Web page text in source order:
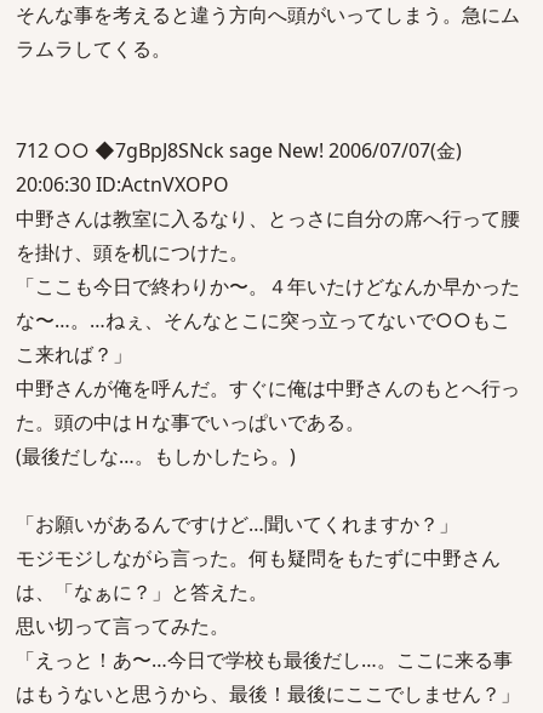
そんな事を考えると違う方向へ頭がいってしまう。急にム
ラムラしてくる。
712 ○○ ◆7gBpJ8SNck sage New! 2006/07/07(金)
20:06:30 ID:ActnVXOPO
中野さんは教室に入るなり、とっさに自分の席へ行って腰
を掛け、頭を机につけた。
「ここも今日で終わりか〜。４年いたけどなんか早かった
な〜…。…ねぇ、そんなとこに突っ立ってないで○○もこ
こ来れば？」
中野さんが俺を呼んだ。すぐに俺は中野さんのもとへ行っ
た。頭の中はＨな事でいっぱいである。
(最後だしな…。もしかしたら。)
「お願いがあるんですけど…聞いてくれますか？」
モジモジしながら言った。何も疑問をもたずに中野さん
は、「なぁに？」と答えた。
思い切って言ってみた。
「えっと！あ〜…今日で学校も最後だし…。ここに来る事
はもうないと思うから、最後！最後にここでしません？」